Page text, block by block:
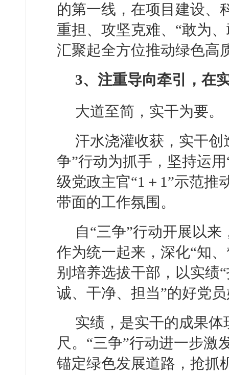
的第一线，在项目建设、
重担、攻坚克难、“敢为
汇聚起全方位推动绿色高
3、注重导向牵引，在
大道至简，实干为要。
汗水浇灌收获，实干
争”行动为抓手，坚持运
级党政主官“1＋1”示范推
带面的工作氛围。
自“三争”行动开展以
作为统一起来，深化“知
别培养选拔干部，以实绩
诚、干净、担当”的好党
实绩，是实干的成果
尺。“三争”行动进一步激
锚定绿色发展道路，抢抓